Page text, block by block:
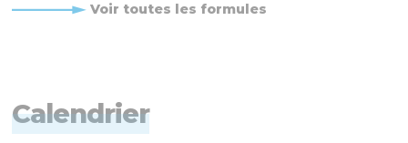
Voir toutes les formules
Calendrier